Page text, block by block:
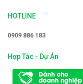
HOTLINE
0909 886 183
Hợp Tác - Dự Án